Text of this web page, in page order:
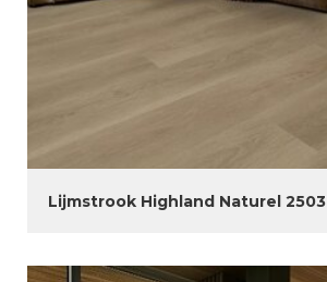
Lijmstrook Highland Naturel 2503